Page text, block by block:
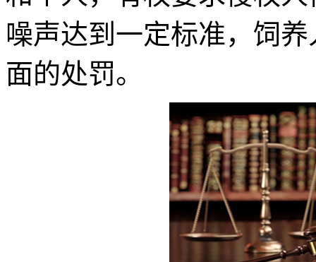
噪声达到一定标准，饲
面的处罚。